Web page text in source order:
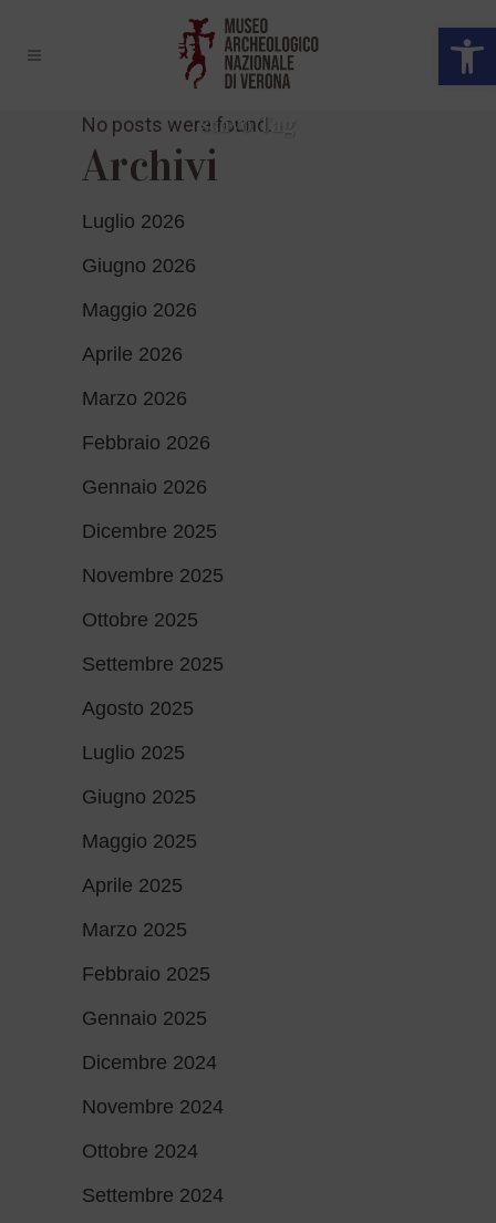
scavo Tag
No posts were found.
Archivi
Luglio 2026
Giugno 2026
Maggio 2026
Aprile 2026
Marzo 2026
Febbraio 2026
Gennaio 2026
Dicembre 2025
Novembre 2025
Ottobre 2025
Settembre 2025
Agosto 2025
Luglio 2025
Giugno 2025
Maggio 2025
Aprile 2025
Marzo 2025
Febbraio 2025
Gennaio 2025
Dicembre 2024
Novembre 2024
Ottobre 2024
Settembre 2024